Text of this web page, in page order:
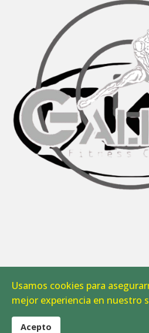
Aviso Legal |
© 2026 CAB Linares. Todos
Usamos cookies para
mejor experiencia en nuestro
Acepto